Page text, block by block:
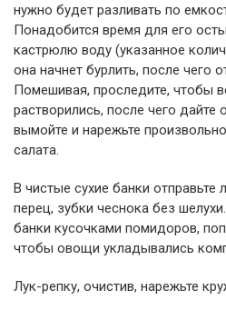
нужно будет разливать по
Понадобится время для его
кастрюлю воду (указанное
она начнет бурлить, после чего
Помешивая, проследите, чтобы
растворились, после чего
вымойте и нарежьте
салата.
В чистые сухие банки
перец, зубки чеснока без
банки кусочками помидоров,
чтобы овощи укладывались
Лук-репку, очистив, нарежьте